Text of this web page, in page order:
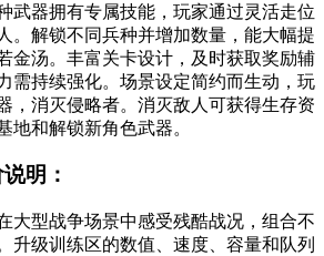
武器拥有专属技能，玩家通过灵活走位
。解锁不同兵种并增加数量，能大幅提
金汤。丰富关卡设计，及时获取奖励辅
需持续强化。场景设定简约而生动，玩
，消灭侵略者。消灭敌人可获得生存资
地和解锁新角色武器。
明：
大型战争场景中感受残酷战况，组合不
升级训练区的数值、速度、容量和队列